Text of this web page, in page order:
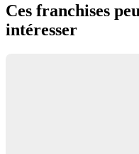
Ces franchises
intéresser